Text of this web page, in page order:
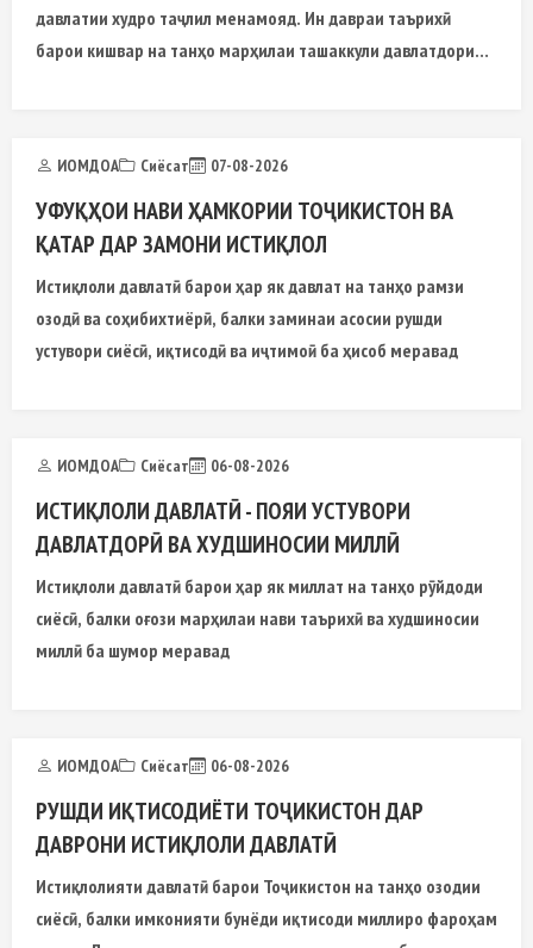
давлатии худро таҷлил менамояд. Ин давраи таърихӣ
барои кишвар на танҳо марҳилаи ташаккули давлатдории
ИОМДОА Сиёсат 07-08-2026
УФУҚҲОИ НАВИ ҲАМКОРИИ ТОҶИКИСТОН ВА
ҚАТАР ДАР ЗАМОНИ ИСТИҚЛОЛ
Истиқлоли давлатӣ барои ҳар як давлат на танҳо рамзи
озодӣ ва соҳибихтиёрӣ, балки заминаи асосии рушди
устувори сиёсӣ, иқтисодӣ ва иҷтимоӣ ба ҳисоб меравад
ИОМДОА Сиёсат 06-08-2026
ИСТИҚЛОЛИ ДАВЛАТӢ - ПОЯИ УСТУВОРИ
ДАВЛАТДОРӢ ВА ХУДШИНОСИИ МИЛЛӢ
Истиқлоли давлатӣ барои ҳар як миллат на танҳо рӯйдоди
сиёсӣ, балки оғози марҳилаи нави таърихӣ ва худшиносии
миллӣ ба шумор меравад
ИОМДОА Сиёсат 06-08-2026
РУШДИ ИҚТИСОДИЁТИ ТОҶИКИСТОН ДАР
ДАВРОНИ ИСТИҚЛОЛИ ДАВЛАТӢ
Истиқлолияти давлатӣ барои Тоҷикистон на танҳо озодии
сиёсӣ, балки имконияти бунёди иқтисоди миллиро фароҳам